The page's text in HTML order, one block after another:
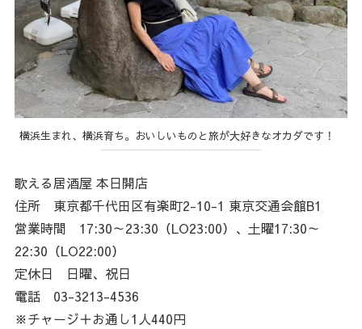
横浜生まれ、横浜育ち。おいしいものと旅が大好きなオカダです！
歌える居酒屋 本日開店
住所 東京都千代田区有楽町2-10-1 東京交通会館B1
営業時間 17:30～23:30（LO23:00）、土曜17:30～
22:30（LO22:00）
定休日 日曜、祝日
電話 03-3213-4536
※チャージ＋お通し1人440円